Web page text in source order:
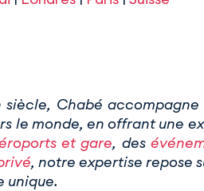
siècle, Chabé
le monde, en offrant une
et gare, des
, notre expertise repose
unique.